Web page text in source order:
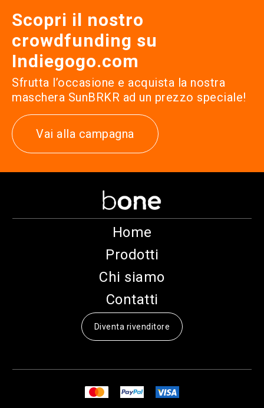
Scopri il nostro
crowdfunding su
Indiegogo.com
Sfrutta l’occasione e acquista la nostra
maschera SunBRKR ad un prezzo speciale!
Vai alla campagna
Home
Prodotti
Chi siamo
Contatti
Diventa rivenditore